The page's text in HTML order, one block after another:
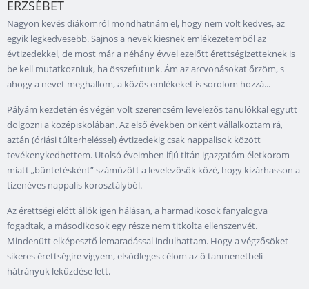
ERZSÉBET
Nagyon kevés diákomról mondhatnám el, hogy nem volt kedves, az
egyik legkedvesebb. Sajnos a nevek kiesnek emlékezetemből az
évtizedekkel, de most már a néhány évvel ezelőtt érettségizetteknek is
be kell mutatkozniuk, ha összefutunk. Ám az arcvonásokat őrzöm, s
ahogy a nevet meghallom, a közös emlékeket is sorolom hozzá...
Pályám kezdetén és végén volt szerencsém levelezős tanulókkal együtt
dolgozni a középiskolában. Az első években önként vállalkoztam rá,
aztán (óriási túlterheléssel) évtizedekig csak nappalisok között
tevékenykedhettem. Utolsó éveimben ifjú titán igazgatóm életkorom
miatt „büntetésként” száműzött a levelezősök közé, hogy kizárhasson a
tizenéves nappalis korosztályból.
Az érettségi előtt állók igen hálásan, a harmadikosok fanyalogva
fogadtak, a másodikosok egy része nem titkolta ellenszenvét.
Mindenütt elképesztő lemaradással indulhattam. Hogy a végzősöket
sikeres érettségire vigyem, elsődleges célom az ő tanmenetbeli
hátrányuk leküzdése lett.